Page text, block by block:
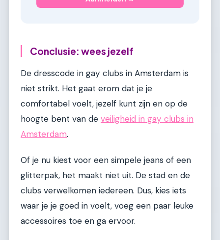
Conclusie: wees jezelf
De dresscode in gay clubs in Amsterdam is
niet strikt. Het gaat erom dat je je
comfortabel voelt, jezelf kunt zijn en op de
hoogte bent van de veiligheid in gay clubs in
Amsterdam.
Of je nu kiest voor een simpele jeans of een
glitterpak, het maakt niet uit. De stad en de
clubs verwelkomen iedereen. Dus, kies iets
waar je je goed in voelt, voeg een paar leuke
accessoires toe en ga ervoor.